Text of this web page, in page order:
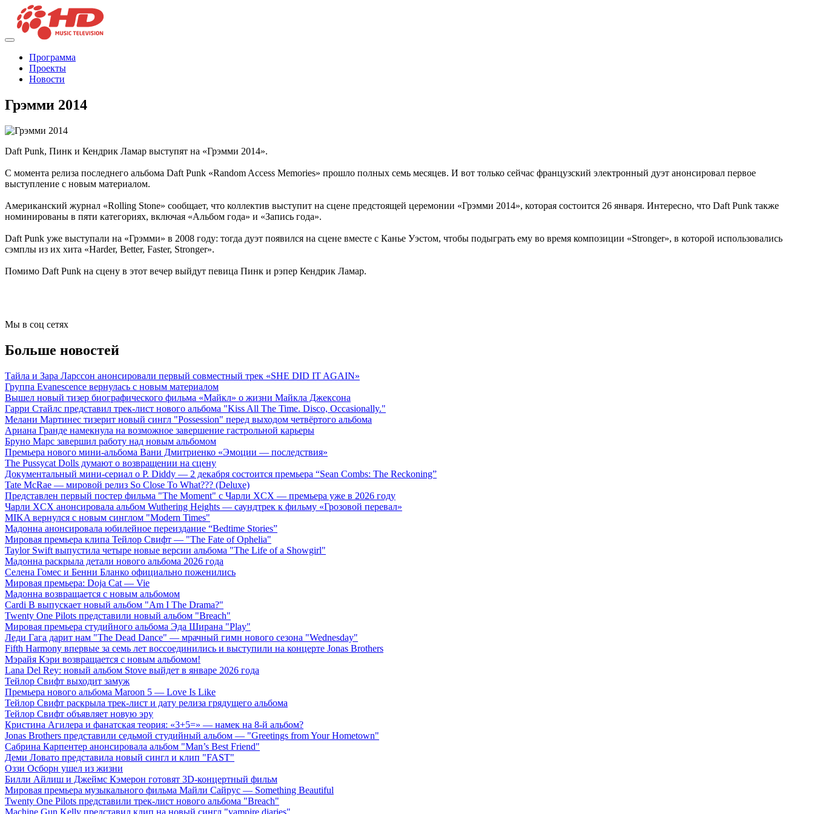
Программа
Проекты
Новости
Грэмми 2014
Daft Punk, Пинк и Кендрик Ламар выступят на «Грэмми 2014».
С момента релиза последнего альбома Daft Punk «Random Access Memories» прошло полных семь месяцев. И вот только сейчас французский электронный дуэт анонсировал первое
выступление с новым материалом.
Американский журнал «Rolling Stone» сообщает, что коллектив выступит на сцене предстоящей церемонии «Грэмми 2014», которая состоится 26 января. Интересно, что Daft Punk также
номинированы в пяти категориях, включая «Альбом года» и «Запись года».
Daft Punk уже выступали на «Грэмми» в 2008 году: тогда дуэт появился на сцене вместе с Канье Уэстом, чтобы подыграть ему во время композиции «Stronger», в которой использовались
сэмплы из их хита «Harder, Better, Faster, Stronger».
Помимо Daft Punk на сцену в этот вечер выйдут певица Пинк и рэпер Кендрик Ламар.
Мы в соц сетях
Больше новостей
Тайла и Зара Ларссон анонсировали первый совместный трек «SHE DID IT AGAIN»
Группа Evanescence вернулась с новым материалом
Вышел новый тизер биографического фильма «Майкл» о жизни Майкла Джексона
Гарри Стайлс представил трек-лист нового альбома "Kiss All The Time. Disco, Occasionally."
Мелани Мартинес тизерит новый сингл "Possession" перед выходом четвёртого альбома
Ариана Гранде намекнула на возможное завершение гастрольной карьеры
Бруно Марс завершил работу над новым альбомом
Премьера нового мини-альбома Вани Дмитриенко «Эмоции — последствия»
The Pussycat Dolls думают о возвращении на сцену
Документальный мини-сериал о P. Diddy — 2 декабря состоится премьера “Sean Combs: The Reckoning”
Tate McRae — мировой релиз So Close To What??? (Deluxe)
Представлен первый постер фильма "The Moment" с Чарли XCX — премьера уже в 2026 году
Чарли XCX анонсировала альбом Wuthering Heights — саундтрек к фильму «Грозовой перевал»
MIKA вернулся с новым синглом "Modern Times"
Мадонна анонсировала юбилейное переиздание “Bedtime Stories”
Мировая премьера клипа Тейлор Свифт — "The Fate of Ophelia"
Taylor Swift выпустила четыре новые версии альбома "The Life of a Showgirl"
Мадонна раскрыла детали нового альбома 2026 года
Селена Гомес и Бенни Бланко официально поженились
Мировая премьера: Doja Cat — Vie
Мадонна возвращается с новым альбомом
Cardi B выпускает новый альбом "Am I The Drama?"
Twenty One Pilots представили новый альбом "Breach"
Мировая премьера студийного альбома Эда Ширана "Play"
Леди Гага дарит нам "The Dead Dance" — мрачный гимн нового сезона "Wednesday"
Fifth Harmony впервые за семь лет воссоединились и выступили на концерте Jonas Brothers
Мэрайя Кэри возвращается с новым альбомом!
Lana Del Rey: новый альбом Stove выйдет в январе 2026 года
Тейлор Свифт выходит замуж
Премьера нового альбома Maroon 5 — Love Is Like
Тейлор Свифт раскрыла трек-лист и дату релиза грядущего альбома
Тейлор Свифт объявляет новую эру
Кристина Агилера и фанатская теория: «3+5=» — намек на 8-й альбом?
Jonas Brothers представили седьмой студийный альбом — "Greetings from Your Hometown"
Сабрина Карпентер анонсировала альбом "Man’s Best Friend"
Деми Ловато представила новый сингл и клип "FAST"
Оззи Осборн ушел из жизни
Билли Айлиш и Джеймс Кэмерон готовят 3D-концертный фильм
Мировая премьера музыкального фильма Майли Сайрус — Something Beautiful
Twenty One Pilots представили трек-лист нового альбома "Breach"
Machine Gun Kelly представил клип на новый сингл "vampire diaries"